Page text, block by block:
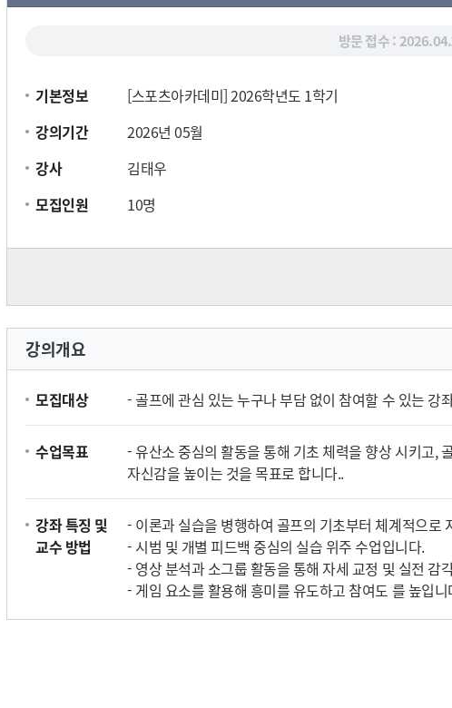
방문 접수 :
기본정보 [스포츠아카데미] 2026학년도 1학기
강의기간
2026년 05월
강사
김태우
모집인원
10명
강의개요
모집대상 - 골프에 관심 있는 누구나 부담 없이 참여할 수 있는 강
수업목표
- 유산소 중심의 활동을 통해 기초 체력을 향상 시키고,
자신감을 높이는 것을 목표로 합니다..
강좌 특징 및
교수 방법
- 이론과 실습을 병행하여 골프의 기초부터 체계적으로
- 시범 및 개별 피드백 중심의 실습 위주 수업입니다.
- 영상 분석과 소그룹 활동을 통해 자세 교정 및 실전 감
- 게임 요소를 활용해 흥미를 유도하고 참여도 를 높입니